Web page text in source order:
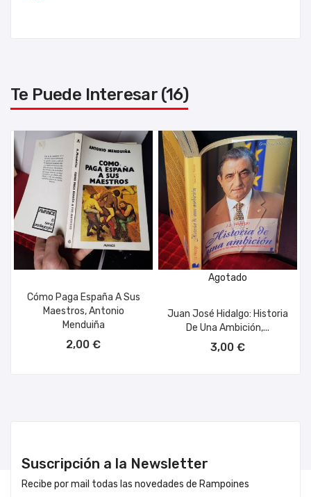
Te Puede Interesar (16)
Cómo Paga España A Sus
Maestros, Antonio
Menduiña
2,00 €
Agotado
Juan José Hidalgo: Historia
De Una Ambición,...
3,00 €
Suscripción a la Newsletter
Recibe por mail todas las novedades de Rampoines